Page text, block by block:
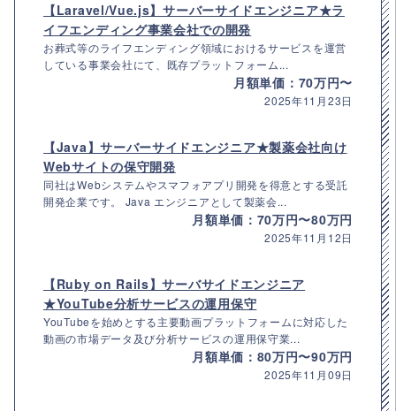
【Laravel/Vue.js】サーバーサイドエンジニア★ラ
イフエンディング事業会社での開発
お葬式等のライフエンディング領域におけるサービスを運営
している事業会社にて、既存プラットフォーム...
月額単価：70万円〜
2025年11月23日
【Java】サーバーサイドエンジニア★製薬会社向け
Webサイトの保守開発
同社はWebシステムやスマフォアプリ開発を得意とする受託
開発企業です。 Java エンジニアとして製薬会...
月額単価：70万円〜80万円
2025年11月12日
【Ruby on Rails】サーバサイドエンジニア
★YouTube分析サービスの運用保守
YouTubeを始めとする主要動画プラットフォームに対応した
動画の市場データ及び分析サービスの運用保守業...
月額単価：80万円〜90万円
2025年11月09日